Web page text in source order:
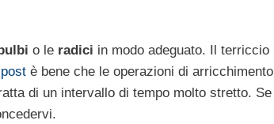
o le radici in modo adeguato. Il terriccio
è bene che le operazioni di arricchimento
di un intervallo di tempo molto stretto. Se